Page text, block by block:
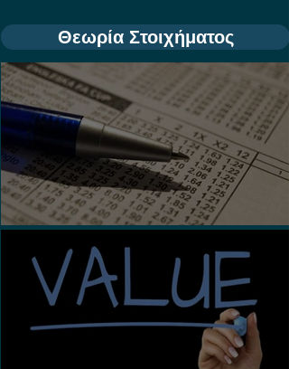
Θεωρία Στοιχήματος
Τι είναι τα Ασιατικά Χάντικαπ;